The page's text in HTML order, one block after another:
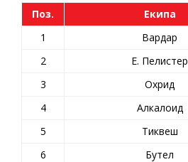
Поз. Екипа
1
Вардар
2
Е. Пелистер
3
Охрид
4
Алкалоид
5
Тиквеш
6
Бутел